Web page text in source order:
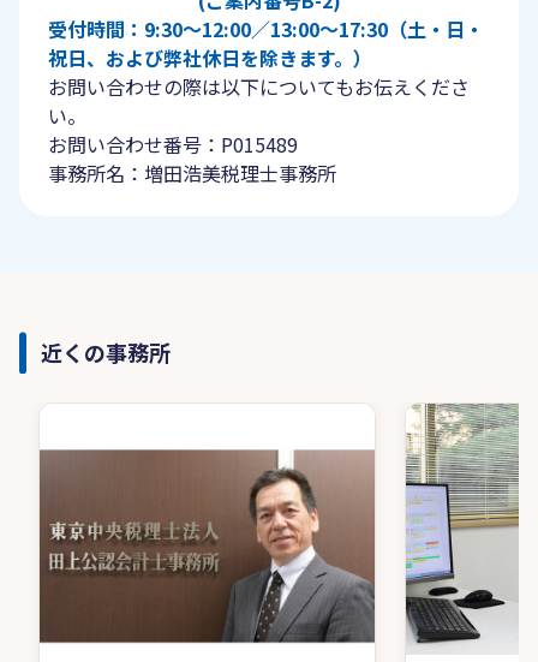
受付時間：9:30〜12:00／13:00〜17:30（土・日・
祝日、および弊社休日を除きます。）
お問い合わせの際は以下についてもお伝えくださ
い。
お問い合わせ番号：P015489
事務所名：増田浩美税理士事務所
近くの事務所